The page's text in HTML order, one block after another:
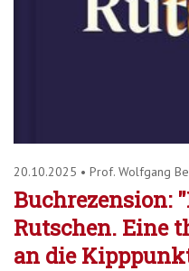
20.10.2025 • Prof. Wolfgang
Buchrezension:
Rutschen. Eine
an die